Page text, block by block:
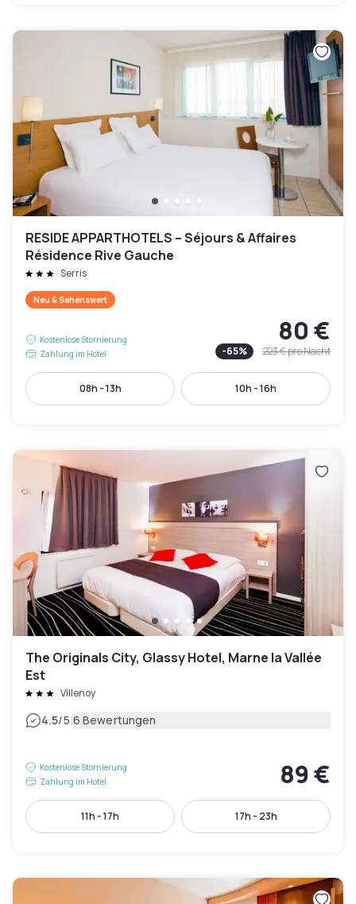
RESIDE APPARTHOTELS – Séjours & Affaires
Résidence Rive Gauche
Serris
Neu & Sehenswert
Kostenlose Stornierung
Zahlung im Hotel
80 €
-65% 223 €pro Nacht
08h - 13h 10h - 16h
The Originals City, Glassy Hotel, Marne la Vallée
Est
Villenoy
4.5/5|6 Bewertungen
Kostenlose Stornierung
Zahlung im Hotel
89 €
11h - 17h 17h - 23h